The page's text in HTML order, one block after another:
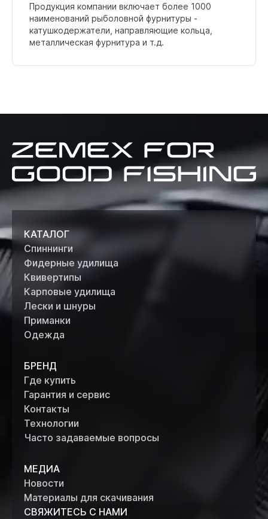
Продукция компании включает более 1000
наименований рыболовной фурнитуры -
катушкодержатели, направляющие кольца,
металлическая фурнитура и т.д.
Zemex
for
good
fishing
КАТАЛОГ
Спиннинги
Фидерные удилища
Квивертипы
Карповые удилища
Лески и шнуры
Приманки
Одежда
БРЕНД
Где купить
Гарантия и сервис
Контакты
Технологии
Часто задаваемые вопросы
МЕДИА
Новости
Материалы для скачивания
СВЯЖИТЕСЬ С НАМИ